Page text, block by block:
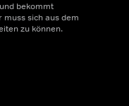
bekommt
muss sich aus dem
zu können.